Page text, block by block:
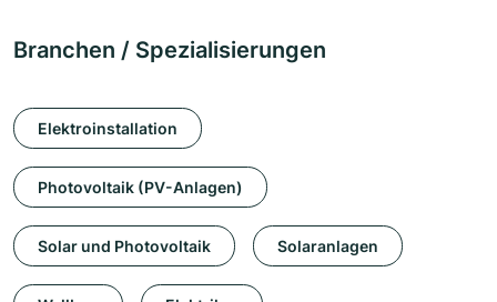
Branchen / Spezialisierungen
Elektroinstallation
Photovoltaik (PV-Anlagen)
Solar und Photovoltaik Solaranlagen